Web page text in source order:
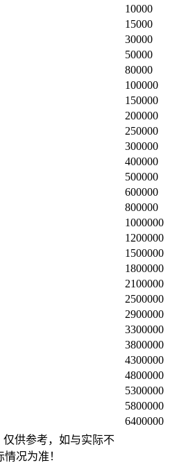
10000
15000
30000
50000
80000
100000
150000
200000
250000
300000
400000
500000
600000
800000
1000000
1200000
1500000
1800000
2100000
2500000
2900000
3300000
3800000
4300000
4800000
5300000
5800000
6400000
仅供参考，如与实际不
况为准！